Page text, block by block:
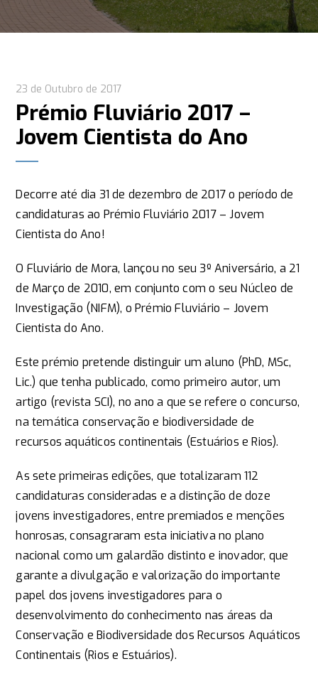
23 de Outubro de 2017
Prémio Fluviário 2017 –
Jovem Cientista do Ano
Decorre até dia 31 de dezembro de 2017 o período de
candidaturas ao Prémio Fluviário 2017 – Jovem
Cientista do Ano!
O Fluviário de Mora, lançou no seu 3º Aniversário, a 21
de Março de 2010, em conjunto com o seu Núcleo de
Investigação (NIFM), o Prémio Fluviário – Jovem
Cientista do Ano.
Este prémio pretende distinguir um aluno (PhD, MSc,
Lic.) que tenha publicado, como primeiro autor, um
artigo (revista SCI), no ano a que se refere o concurso,
na temática conservação e biodiversidade de
recursos aquáticos continentais (Estuários e Rios).
As sete primeiras edições, que totalizaram 112
candidaturas consideradas e a distinção de doze
jovens investigadores, entre premiados e menções
honrosas, consagraram esta iniciativa no plano
nacional como um galardão distinto e inovador, que
garante a divulgação e valorização do importante
papel dos jovens investigadores para o
desenvolvimento do conhecimento nas áreas da
Conservação e Biodiversidade dos Recursos Aquáticos
Continentais (Rios e Estuários).